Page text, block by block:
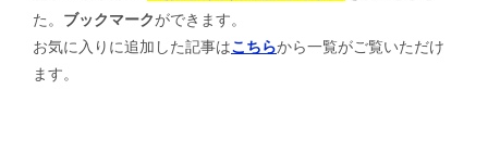
た。 ブックマークができます。
お気に入りに追加した記事はこちらから一覧がご覧いただけ
ます。